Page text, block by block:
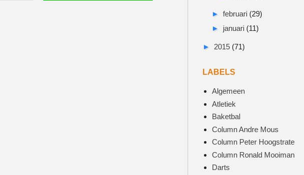
► februari (29)
► januari (11)
► 2015 (71)
LABELS
Algemeen
Atletiek
Baketbal
Column Andre Mous
Column Peter Hoogstrate
Column Ronald Mooiman
Darts